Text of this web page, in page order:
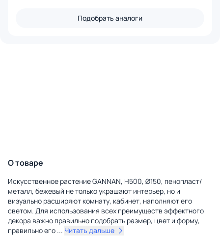
Подобрать аналоги
О товаре
Искусственное растение GANNAN, H500, Ø150, пенопласт/
металл, бежевый не только украшают интерьер, но и
визуально расширяют комнату, кабинет, наполняют его
светом. Для использования всех преимуществ эффектного
декора важно правильно подобрать размер, цвет и форму,
правильно его ... Читать дальше